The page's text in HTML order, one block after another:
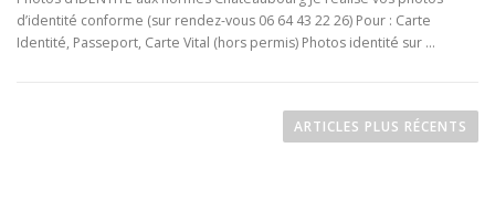
d’identité conforme (sur rendez-vous 06 64 43 22 26) Pour : Carte
Identité, Passeport, Carte Vital (hors permis) Photos identité sur …
ARTICLES PLUS RÉCENTS